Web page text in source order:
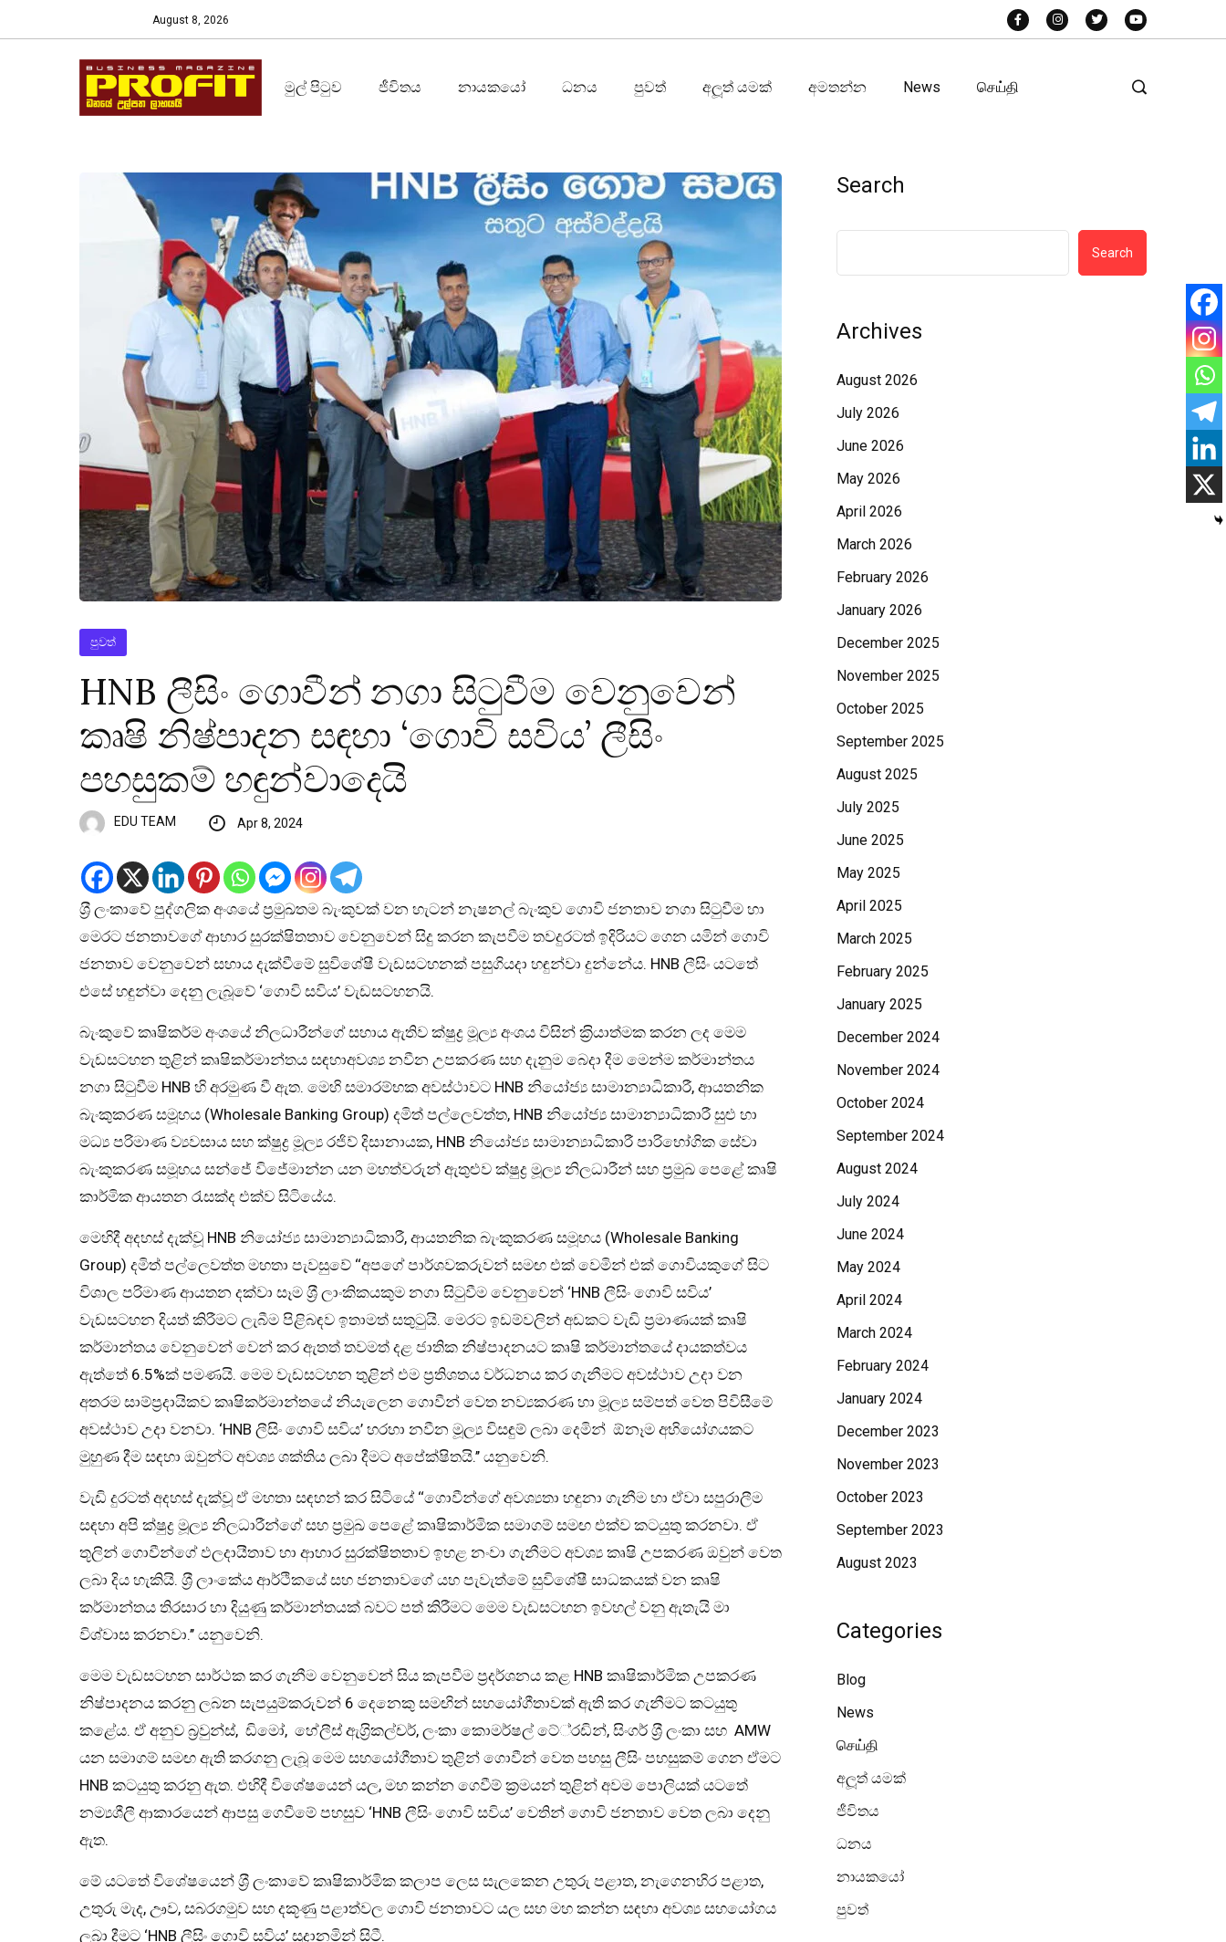
August 8, 2026
මුල් පිටුව ජීවිතය නායකයෝ ධනය පුවත් අලූත් යමක් අමතන්න News செய்தி
පුවත්
HNB ලීසිං ගොවීන් නගා සිටුවීම වෙනුවෙන්
කෘෂි නිෂ්පාදන සඳහා ‘ගොවි සවිය’ ලීසිං
පහසුකම් හඳුන්වාදෙයි
EDU TEAM Apr 8, 2024
ශ‍්‍රී ලංකාවේ පුද්ගලික අංශයේ ප‍්‍රමුඛතම බැංකුවක් වන හැටන් නැෂනල් බැංකුව ගොවි ජනතාව නගා සිටුවීම හා
මෙරට ජනතාවගේ ආහාර සුරක්ෂිතතාව වෙනුවෙන් සිදු කරන කැපවීම තවදුරටත් ඉදිරියට ගෙන යමින් ගොවි
ජනතාව වෙනුවෙන් සහාය දැක්වීමේ සුවිශේෂී වැඩසටහනක් පසුගියදා හඳුන්වා දුන්නේය. HNB ලීසිං යටතේ
එසේ හඳුන්වා දෙනු ලැබූවේ ‘ගොවි සවිය’ වැඩසටහනයි.
බැංකුවේ කෘෂිකර්ම අංශයේ නිලධාරීන්ගේ සහාය ඇතිව ක්ෂුද්‍ර මූල්‍ය අංශය විසින් ක‍්‍රියාත්මක කරන ලද මෙම
වැඩසටහන තුළින් කෘෂිකර්මාන්තය සඳහාඅවශ්‍ය නවීන උපකරණ සහ දැනුම බෙදා දීම මෙන්ම කර්මාන්තය
නගා සිටුවීම HNB හි අරමුණ වී ඇත. මෙහි සමාරම්භක අවස්ථාවට HNB නියෝජ්‍ය සාමාන්‍යාධිකාරී, ආයතනික
බැංකුකරණ සමූහය (Wholesale Banking Group) දමිත් පල්ලෙවත්ත, HNB නියෝජ්‍ය සාමාන්‍යාධිකාරී සුළු හා
මධ්‍ය පරිමාණ ව්‍යවසාය සහ ක්ෂුද්‍ර මූල්‍ය රජිව් දිසානායක, HNB නියෝජ්‍ය සාමාන්‍යාධිකාරී පාරිභෝගික සේවා
බැංකුකරණ සමූහය සන්ජේ විජේමාන්න යන මහත්වරුන් ඇතුළුව ක්ෂුද්‍ර මූල්‍ය නිලධාරීන් සහ ප‍්‍රමුඛ පෙළේ කෘෂි
කාර්මික ආයතන රැසක්ද එක්ව සිටියේය.
මෙහිදී අදහස් දැක්වූ HNB නියෝජ්‍ය සාමාන්‍යාධිකාරී, ආයතනික බැංකුකරණ සමූහය (Wholesale Banking
Group) දමිත් පල්ලෙවත්ත මහතා පැවසුවේ ‘‘අපගේ පාර්ශවකරුවන් සමඟ එක් වෙමින් එක් ගොවියකුගේ සිට
විශාල පරිමාණ ආයතන දක්වා සෑම ශ‍්‍රී ලාංකිකයකුම නගා සිටුවීම වෙනුවෙන් ‘HNB ලීසිං ගොවි සවිය’
වැඩසටහන දියත් කිරීමට ලැබීම පිළිබඳව ඉතාමත් සතුටුයි. මෙරට ඉඩම්වලින් අඩකට වැඩි ප‍්‍රමාණයක් කෘෂි
කර්මාන්තය වෙනුවෙන් වෙන් කර ඇතත් තවමත් දළ ජාතික නිෂ්පාදනයට කෘෂි කර්මාන්තයේ දායකත්වය
ඇත්තේ 6.5%ක් පමණයි. මෙම වැඩසටහන තුළින් එම ප‍්‍රතිශතය වර්ධනය කර ගැනීමට අවස්ථාව උදා වන
අතරම සාම්ප‍්‍රදායිකව කෘෂිකර්මාන්තයේ නියැලෙන ගොවීන් වෙත නව්‍යකරණ හා මූල්‍ය සම්පත් වෙත පිවිසීමේ
අවස්ථාව උදා වනවා. ‘HNB ලීසිං ගොවි සවිය’ හරහා නවීන මූල්‍ය විසඳුම් ලබා දෙමින් ඕනෑම අභියෝගයකට
මුහුණ දීම සඳහා ඔවුන්ට අවශ්‍ය ශක්තිය ලබා දීමට අපේක්ෂිතයි.’’ යනුවෙනි.
වැඩි දුරටත් අදහස් දැක්වූ ඒ මහතා සඳහන් කර සිටියේ ‘‘ගොවීන්ගේ අවශ්‍යතා හඳුනා ගැනීම හා ඒවා සපුරාලීම
සඳහා අපි ක්ෂුද්‍ර මූල්‍ය නිලධාරීන්ගේ සහ ප‍්‍රමුඛ පෙළේ කෘෂිකාර්මික සමාගම් සමඟ එක්ව කටයුතු කරනවා. ඒ
තූලින් ගොවීන්ගේ ඵලදායීතාව හා ආහාර සුරක්ෂිතතාව ඉහළ නංවා ගැනීමට අවශ්‍ය කෘෂි උපකරණ ඔවුන් වෙත
ලබා දිය හැකියි. ශ‍්‍රී ලාංකේය ආර්ථිකයේ සහ ජනතාවගේ යහ පැවැත්මේ සුවිශේෂී සාධකයක් වන කෘෂි
කර්මාන්තය තිරසාර හා දියුණු කර්මාන්තයක් බවට පත් කිරීමට මෙම වැඩසටහන ඉවහල් වනු ඇතැයි මා
විශ්වාස කරනවා.’’ යනුවෙනි.
මෙම වැඩසටහන සාර්ථක කර ගැනීම වෙනුවෙන් සිය කැපවීම ප‍්‍රදර්ශනය කළ HNB කෘෂිකාර්මික උපකරණ
නිෂ්පාදනය කරනු ලබන සැපයුම්කරුවන් 6 දෙනෙකු සමඟින් සහයෝගීතාවක් ඇති කර ගැනීමට කටයුතු
කළේය. ඒ අනුව බ‍්‍රවුන්ස්, ඩිමෝ, හේලීස් ඇග‍්‍රිකල්චර්, ලංකා කොමර්ෂල් ටේ‍්‍රඩින්, සිංගර් ශ‍්‍රී ලංකා සහ AMW
යන සමාගම් සමඟ ඇති කරගනු ලැබූ මෙම සහයෝගීතාව තුළින් ගොවීන් වෙත පහසු ලීසිං පහසුකම් ගෙන ඒමට
HNB කටයුතු කරනු ඇත. එහිදී විශේෂයෙන් යල, මහ කන්න ගෙවීම් ක‍්‍රමයන් තුළින් අවම පොලියක් යටතේ
නම්‍යශීලී ආකාරයෙන් ආපසු ගෙවීමේ පහසුව ‘HNB ලීසිං ගොවි සවිය’ වෙතින් ගොවි ජනතාව වෙත ලබා දෙනු
ඇත.
මේ යටතේ විශේෂයෙන් ශ‍්‍රී ලංකාවේ කෘෂිකාර්මික කලාප ලෙස සැලකෙන උතුරු පළාත, නැගෙනහිර පළාත,
උතුරු මැද, ඌව, සබරගමුව සහ දකූණු පළාත්වල ගොවි ජනතාවට යල සහ මහ කන්න සඳහා අවශ්‍ය සහයෝගය
ලබා දීමට ‘HNB ලීසිං ගොවි සවිය’ සූදානමින් සිටී.
Search
Search
Archives
August 2026
July 2026
June 2026
May 2026
April 2026
March 2026
February 2026
January 2026
December 2025
November 2025
October 2025
September 2025
August 2025
July 2025
June 2025
May 2025
April 2025
March 2025
February 2025
January 2025
December 2024
November 2024
October 2024
September 2024
August 2024
July 2024
June 2024
May 2024
April 2024
March 2024
February 2024
January 2024
December 2023
November 2023
October 2023
September 2023
August 2023
Categories
Blog
News
செய்தி
අලූත් යමක්
ජීවිතය
ධනය
නායකයෝ
පුවත්